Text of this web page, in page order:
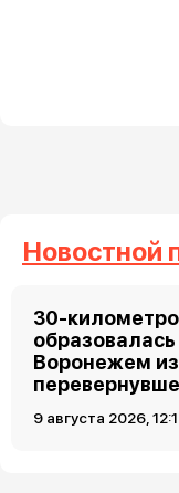
Новостной
30-
Воронежем
9 августа 2026,